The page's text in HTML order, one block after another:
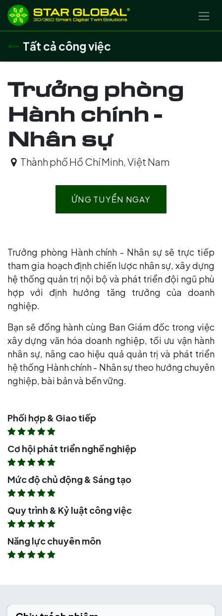
BỎ QUA ĐỂ ĐẾN NỘI DUNG
Tất cả công việc
Trưởng phòng
Hành chính -
Nhân sự
Thành phố Hồ Chí Minh Việt Nam
ỨNG TUYỂN NGAY
Trưởng phòng Hành chính - Nhân sự sẽ trực tiếp
tham gia hoạch định chiến lược nhân sự, xây dựng
hệ thống quản trị nội bộ và phát triển đội ngũ phù
hợp với định hướng tăng trưởng của doanh
nghiệp.
Bạn sẽ đồng hành cùng Ban Giám đốc trong việc
xây dựng văn hóa doanh nghiệp, tối ưu vận hành
nhân sự, nâng cao hiệu quả quản trị và phát triển
hệ thống Hành chính - Nhân sự theo hướng chuyên
nghiệp, bài bản và bền vững.
Phối hợp & Giao tiếp
Cơ hội phát triển nghề nghiệp
Mức độ chủ động & Sáng tạo
Quy trình & Kỷ luật công việc
Năng lực chuyên môn